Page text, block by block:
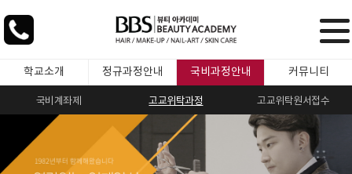
학교소개 정규과정안내 국비과정안내 커뮤니티
국비계좌제 고교위탁과정 고교위탁원서접수